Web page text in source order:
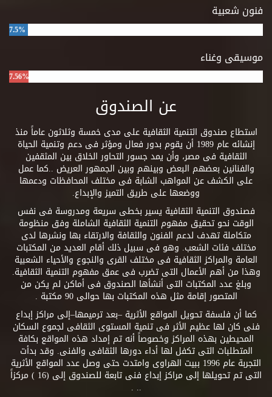
فنون شعبية
7.5%
موسيقى وغناء
7.56%
عن الصندوق
استطاع صندوق التنمية الثقافية على مدى خمسة وثلاثون عاماً منذ
إنشائه عام 1989 أن يقوم بدور فعال ومؤثر فى دعم وتنمية الحياة
الثقافية فى مصر، وأن يمد جسور التحاور الخلاق بين المثقفين
والفنانين بعضهم البعض وبينهم وبين الجمهور العريض ..كما عمل
على الكشف عن المواهب الشابة فى مختلف المحافظات ودعمها
ووضعها على طريق التميز والإبداع.
فصندوق التنمية الثقافية يسير بخطى سريعة ومدروسة فى نفس
الوقت نحو تحقيق مفهوم التنمية الثقافية الشاملة وفق منظومة
متكاملة تهدف لدعم الفنون والثقافة والارتقاء بها ونشرها لدى
مختلف فئات الشعب. وهو فى سبيل ذلك أقام العديد من المكتبات
العامة والمراكز الثقافية فى مختلف القرى والنجوع والأحياء الشعبية
وهذا من أهم الأعمال التى تضرب فى عمق مفهوم التنمية الثقافية.
وبلغ عدد المكتبات التى أنشأها الصندوق فى أماكن لم يكن من
المتصور إقامة مثل هذه المكتبات بها حوالى 90 مكتبة .
كما أن فلسفة تحويل المواقع الأثرية –بعد ترميمها–إلى مراكز إبداع
فنى كان لها عظيم الأثر فى تنمية المستوى الثقافى لجموع السكان
المحيطين بهذه المراكز وخصوصاً أنه تم إمداد هذه المواقع بكافة
المتطلبات التى تكفل لها أداء دورها الثقافى والفنى. وقد بدأت
التجربة عام 1996 ببيت الهراوى وامتدت حتى وصل عدد المواقع الأثرية
التى تم تحويلها إلى مراكز إبداع فنى تابعة للصندوق إلى (16 ) مركزاً
.. .